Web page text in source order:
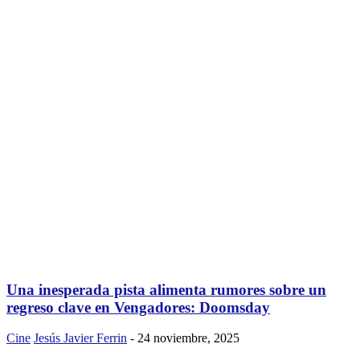
Una inesperada pista alimenta rumores sobre un
regreso clave en Vengadores: Doomsday
Cine Jesús Javier Ferrin - 24 noviembre, 2025